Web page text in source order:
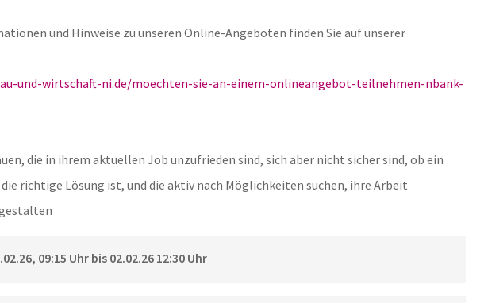
und Hinweise zu unseren Online-Angeboten finden Sie auf unserer
und-wirtschaft-ni.de/moechten-sie-an-einem-onlineangebot-teilnehmen-nbank-
die in ihrem aktuellen Job unzufrieden sind, sich aber nicht sicher sind, ob ein
richtige Lösung ist, und die aktiv nach Möglichkeiten suchen, ihre Arbeit
09:15 Uhr bis 02.02.26 12:30 Uhr